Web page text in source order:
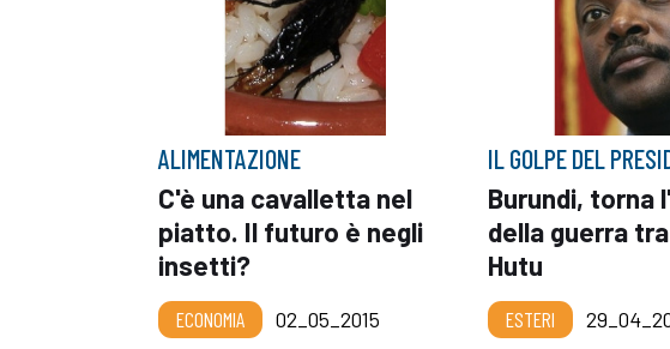
ALIMENTAZIONE
C'è una cavalletta nel
piatto. Il futuro è negli
insetti?
ECONOMIA 02_05_2015
IL GOLPE DEL
Burundi, torna
della guerra
Hutu
ESTERI